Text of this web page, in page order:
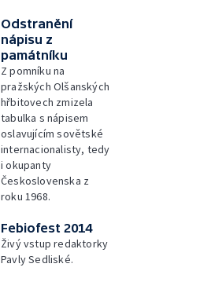
Odstranění
nápisu z
památníku
Z pomníku na
pražských Olšanských
hřbitovech zmizela
tabulka s nápisem
oslavujícím sovětské
internacionalisty, tedy
i okupanty
Československa z
roku 1968.
Febiofest 2014
Živý vstup redaktorky
Pavly Sedliské.